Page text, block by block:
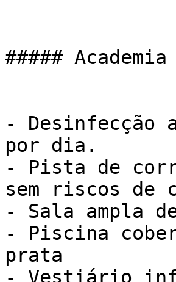
#####
-
por dia.
- Pista de
sem riscos de
- Sala ampla
- Piscina
prata
- Vestiário